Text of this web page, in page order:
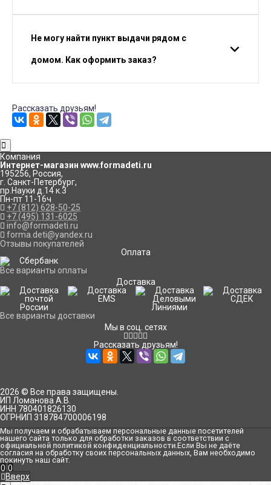
Не могу найти пункт выдачи рядом с
домом. Как оформить заказ?
Рассказать друзьям!
Компания
Интернет-магазин www.formadeti.ru
195256, Россия,
г. Санкт-Петербург,
пр.Науки д.14 к.3
Пн-пт 11-16ч
+7 (812) 628-50-25
+7 (495) 131-6025
info@formadeti.ru
forma.deti@yandex.ru
Отзывы покупателей
Оплата
Все варианты оплаты
Доставка
Все варианты доставки
Мы в соц. сетях
Рассказать друзьям!
2026 © Все права защищены.
ИП Ломанова А.В.
ИНН 780401826130
ОГРНИП 318784700006198
Мы получаем и обрабатываем персональные данные посетителей
нашего сайта только для обработки заказов в соответствии с
официальной политикой конфиденциальности.Если Вы не даёте
согласия на обработку своих персональных данных, Вам необходимо
покинуть наш сайт.
0 0
Вверх